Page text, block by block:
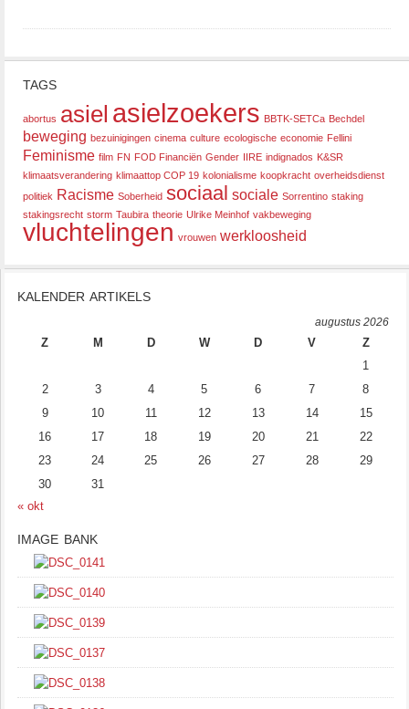
TAGS
abortus asiel asielzoekers BBTK-SETCa Bechdel
beweging bezuinigingen cinema culture ecologische economie Fellini
Feminisme film FN FOD Financiën Gender IIRE indignados K&SR
klimaatsverandering klimaattop COP 19 kolonialisme koopkracht overheidsdienst
politiek Racisme Soberheid sociaal sociale Sorrentino staking
stakingsrecht storm Taubira theorie Ulrike Meinhof vakbeweging
vluchtelingen vrouwen werkloosheid
KALENDER ARTIKELS
augustus 2026
Z M D W D V
Z
1
2
3 4 5 6 7
8
9
10 11 12 13 14
15
16
17 18 19 20 21
22
23
24 25 26 27 28
29
30
31
« okt
IMAGE BANK